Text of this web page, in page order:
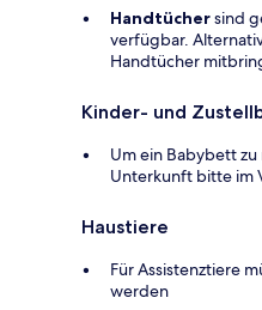
Handtüchersind
verfügbar.
Handtücher
Kinder- und
Um ein Babybett
Unterkunft bitte im
Haustiere
Für Assistenztiere
werden